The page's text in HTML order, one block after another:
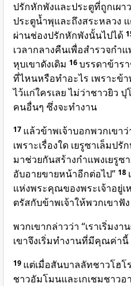
ปรักหักพังและประตูที่ถูกเผา
ประตูน้ำพุและถึงสระหลวง
ผ่านช่องปรักหักพังนั้นไปได้
เวลากลางคืนเพื่อสำรวจกำ
หุบเขาดังเดิม 16บรรดาข้าร
ที่ไหนหรือทำอะไร เพราะข้
ไว้แก่ใครเลย ไม่ว่าชาวยิว
คนอื่นๆ ซึ่งจะทำงาน
17 แล้วข้าพเจ้าบอกพวกเขา
เพราะเรื่องใด เยรูซาเล็มปรั
มาช่วยกันสร้างกำแพงเยรูซ
อับอายขายหน้าอีกต่อไป” 18
แห่งพระคุณของพระเจ้าอยู่
ตรัสกับข้าพเจ้าให้พวกเขาฟัง
พวกเขากล่าวว่า “เราเริ่มง
เขาจึงเริ่มทำงานที่มีคุณค่านี้
19 แต่เมื่อสันบาลลัทชาวโฮ
ชาวอัมโมนและเกเชมชาวอ